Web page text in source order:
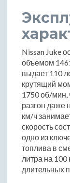
Nissan Juke
объемом
выдает 110
крутящий
1750 об/мин,
разгон даже
км/ч
скорость
одно из
топлива в
литра на 100
длительных